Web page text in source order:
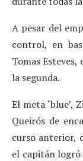
A pesar del
control, en
Tomas
la segunda.
El meta ‘blue’,
Queirós de
curso anterior,
el capitán